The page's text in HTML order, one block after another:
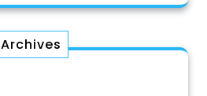
Archives